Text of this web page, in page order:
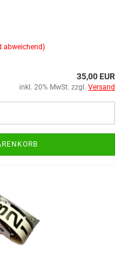
abweichend)
35,00 EUR
inkl. 20% MwSt. zzgl. Versand